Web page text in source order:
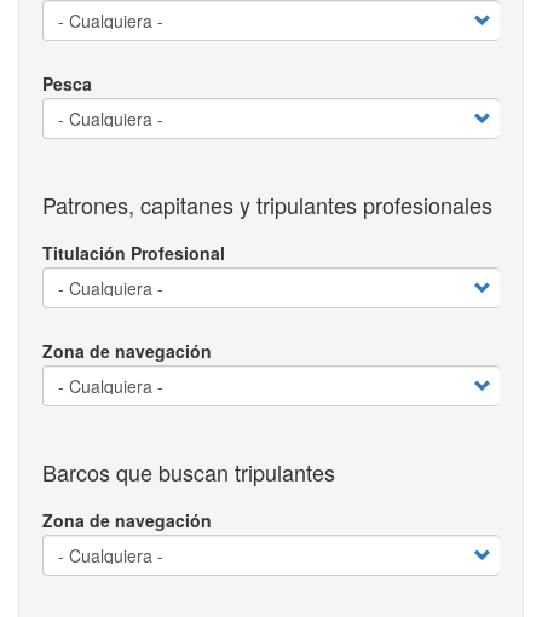
Pesca
Patrones, capitanes y tripulantes profesionales
Titulación Profesional
Zona de navegación
Barcos que buscan tripulantes
Zona de navegación